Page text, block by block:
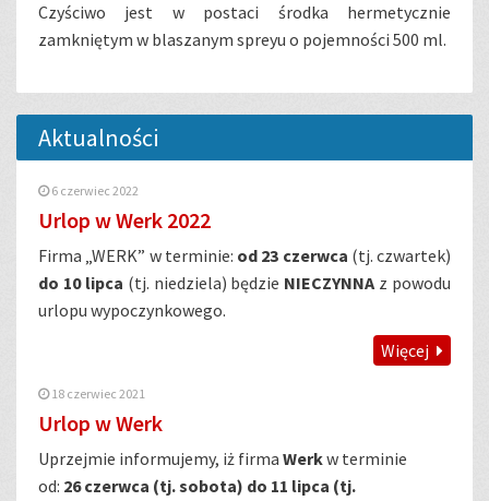
Czyściwo jest w postaci środka hermetycznie
zamkniętym w blaszanym spreyu o pojemności 500 ml.
Aktualności
6 czerwiec 2022
Urlop w Werk 2022
Firma „WERK” w terminie: od 23 czerwca (tj. czwartek)
do 10 lipca (tj. niedziela) będzie NIECZYNNA z powodu
urlopu wypoczynkowego.
Więcej
18 czerwiec 2021
Urlop w Werk
Uprzejmie informujemy, iż firma Werkw terminie
od: 26 czerwca (tj. sobota) do 11 lipca (tj.